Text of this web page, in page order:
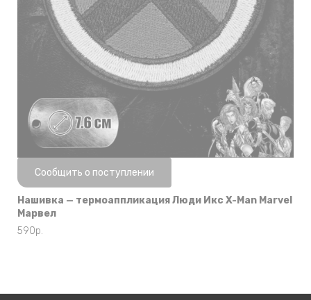
Нет в наличии
Сообщить о поступлении
Нашивка — термоаппликация Люди Икс X-Man Marvel
Марвел
590р.